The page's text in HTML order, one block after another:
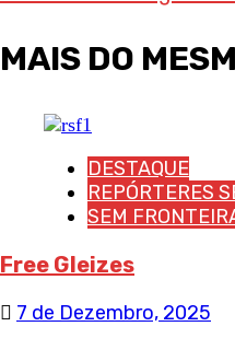
MAIS DO
DESTAQUE
REPÓRTERES
SEM
Free Gleizes
7 de Dezembro, 2025